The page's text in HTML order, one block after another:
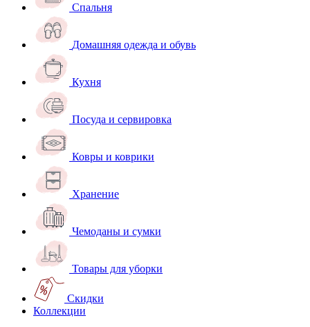
Спальня
Домашняя одежда и обувь
Кухня
Посуда и сервировка
Ковры и коврики
Хранение
Чемоданы и сумки
Товары для уборки
Скидки
Коллекции